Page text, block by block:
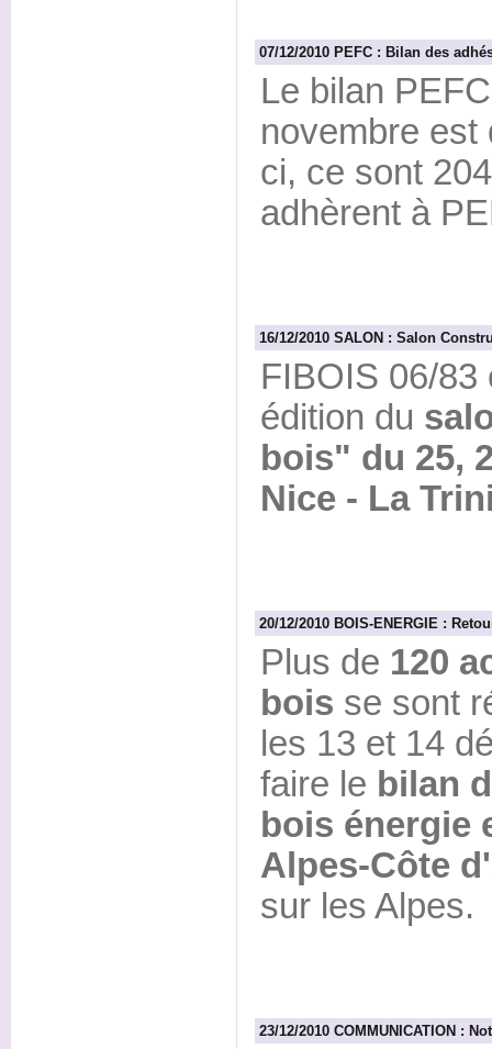
07/12/2010 PEFC : Bilan des
Le bilan
novembre est
ci, ce sont
adhèrent à
16/12/2010 SALON : Salon
FIBOIS 06/83
édition du
bois" du 25,
Nice - La
20/12/2010 BOIS-ENERGIE :
Plus de 120
bois se sont
les 13 et 14
faire le bilan
bois énergie
Alpes-Côte
sur les Alpes.
23/12/2010 COMMUNICATION :